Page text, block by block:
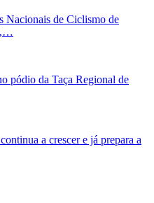
Nacionais de Ciclismo de
pódio da Taça Regional de
a crescer e já prepara a